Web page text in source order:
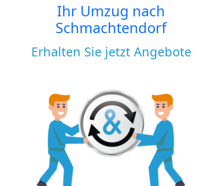
Ihr Umzug nach
Schmachtendorf
Erhalten Sie jetzt Angebote